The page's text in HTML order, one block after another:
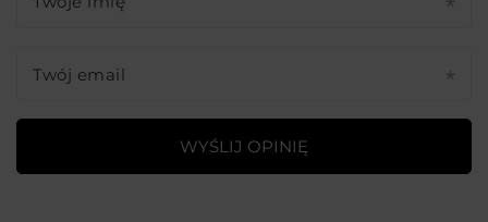
Twój email
WYŚLIJ OPINIĘ